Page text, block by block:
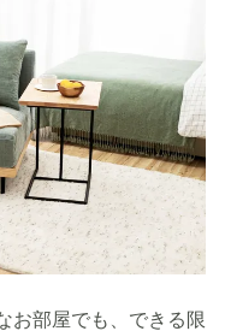
お部屋でも、できる限